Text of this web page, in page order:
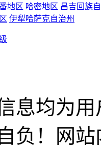
地区 哈密地区 昌吉回族
伊犁哈萨克自治州
息均为
负！网